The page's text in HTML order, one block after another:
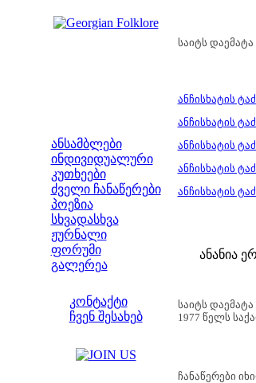
ანსამბლები
ინდივიდუალური
კუთხეები
ძველი ჩანაწერები
პოეზია
სხვადასხვა
ჟურნალი
ფორუმი
გალერეა
კონტაქტი
ჩვენ შესახებ
საიტს
ანჩისხატის
ანჩისხატის
ანჩისხატის
ანჩისხატის
ანჩისხატის
ანანია
საიტს
1977 წელს
ჩანაწერები